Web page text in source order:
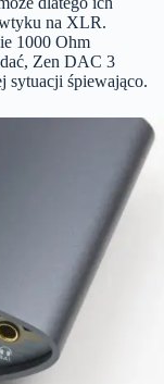
na XLR.
1000 Ohm
Zen DAC 3
sytuacji śpiewająco.